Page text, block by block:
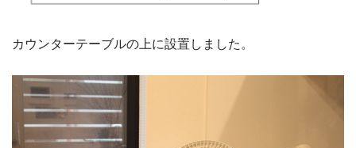
カウンターテーブルの上に設置しました。